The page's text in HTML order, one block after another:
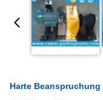
Harte